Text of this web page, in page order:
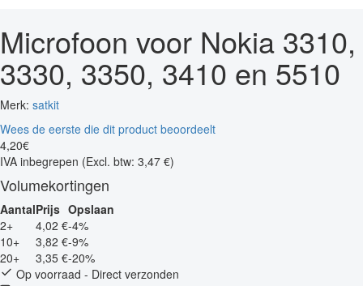
Microfoon voor Nokia 3310,
3330, 3350, 3410 en 5510
Merk: satkit
Wees de eerste die dit product beoordeelt
4,20€
IVA inbegrepen (Excl. btw: 3,47 €)
Volumekortingen
AantalPrijs Opslaan
2+
4,02 €-4%
10+
3,82 €-9%
20+
3,35 €-20%
Op voorraad - Direct verzonden